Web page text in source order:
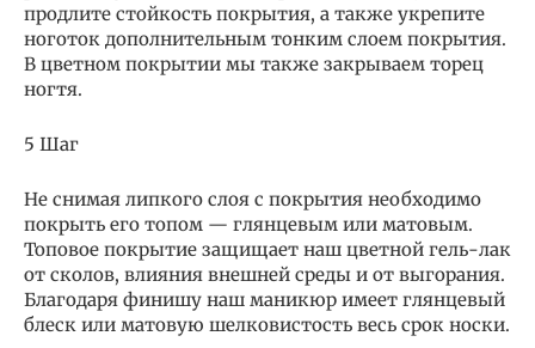
продлите стойкость покрытия, а также укрепите
ноготок дополнительным тонким слоем покрытия.
В цветном покрытии мы также закрываем торец
ногтя.
5 Шаг
Не снимая липкого слоя с покрытия необходимо
покрыть его топом — глянцевым или матовым.
Топовое покрытие защищает наш цветной гель-лак
от сколов, влияния внешней среды и от выгорания.
Благодаря финишу наш маникюр имеет глянцевый
блеск или матовую шелковистость весь срок носки.